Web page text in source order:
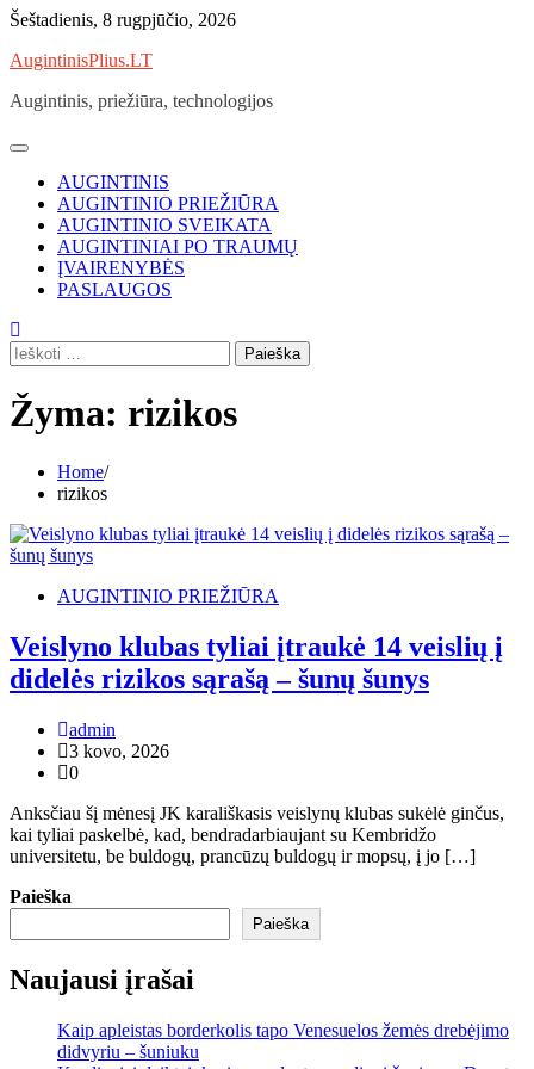
Skip
content
Šeštadienis, 8 rugpjūčio, 2026
AugintinisPlius.LT
Augintinis, priežiūra, technologijos
AUGINTINIS
AUGINTINIO PRIEŽIŪRA
AUGINTINIO SVEIKATA
AUGINTINIAI PO TRAUMŲ
ĮVAIRENYBĖS
PASLAUGOS
Ieškoti:
Žyma: rizikos
Home
rizikos
AUGINTINIO PRIEŽIŪRA
Veislyno klubas tyliai įtraukė 14 veislių į
didelės rizikos sąrašą – šunų šunys
admin
3 kovo, 2026
0
Anksčiau šį mėnesį JK karališkasis veislynų klubas sukėlė ginčus,
kai tyliai paskelbė, kad, bendradarbiaujant su Kembridžo
universitetu, be buldogų, prancūzų buldogų ir mopsų, į jo […]
Paieška
Paieška
Naujausi įrašai
Kaip apleistas borderkolis tapo Venesuelos žemės drebėjimo
didvyriu – šuniuku